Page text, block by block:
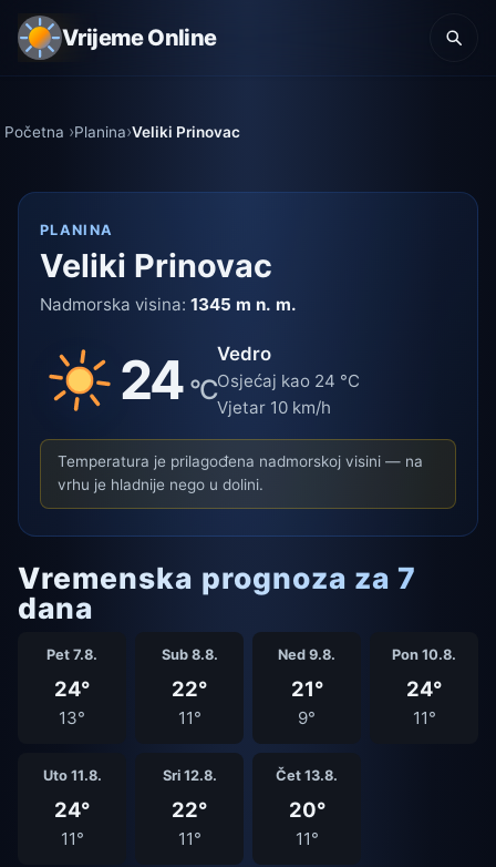
Vrijeme Online
Početna Planina Veliki Prinovac
PLANINA
Veliki Prinovac
Nadmorska visina:1345 m n. m.
24 °C
Vedro
Osjećaj kao 24 °C
Vjetar 10 km/h
Temperatura je prilagođena nadmorskoj visini — na
vrhu je hladnije nego u dolini.
Vremenska prognoza za 7
dana
Pet 7.8.
24°
13°
Sub 8.8.
22°
11°
Ned 9.8.
21°
9°
Pon 10.8.
24°
11°
Uto 11.8.
24°
11°
Sri 12.8.
22°
11°
Čet 13.8.
20°
11°